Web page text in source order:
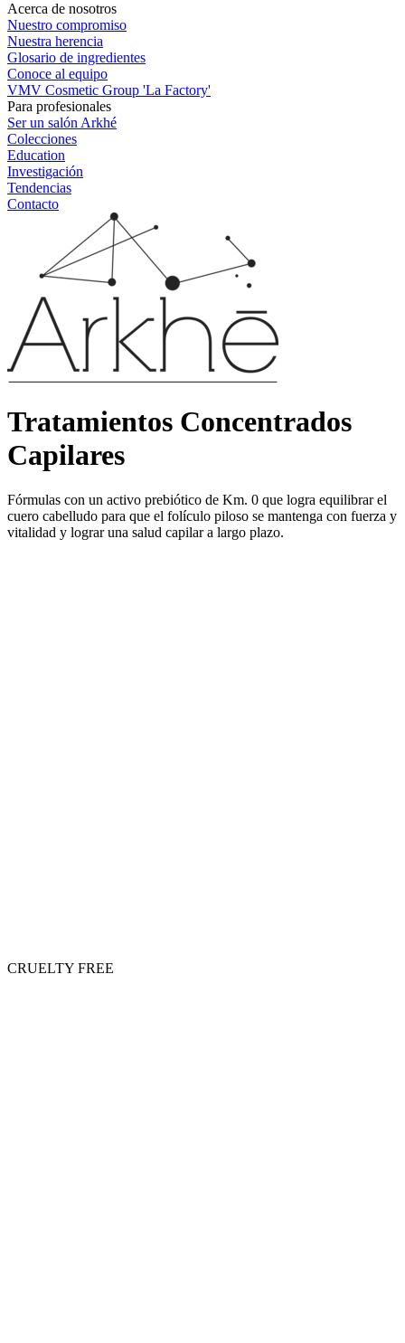
Acerca de nosotros
Nuestro compromiso
Nuestra herencia
Glosario de ingredientes
Conoce al equipo
VMV Cosmetic Group 'La Factory'
Para profesionales
Ser un salón Arkhé
Colecciones
Education
Investigación
Tendencias
Contacto
Tratamientos Concentrados
Capilares
Fórmulas con un activo prebiótico de Km. 0 que logra equilibrar el
cuero cabelludo para que el folículo piloso se mantenga con fuerza y
vitalidad y lograr una salud capilar a largo plazo.
CRUELTY FREE